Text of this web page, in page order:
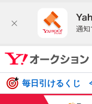
毎日引けるくじ